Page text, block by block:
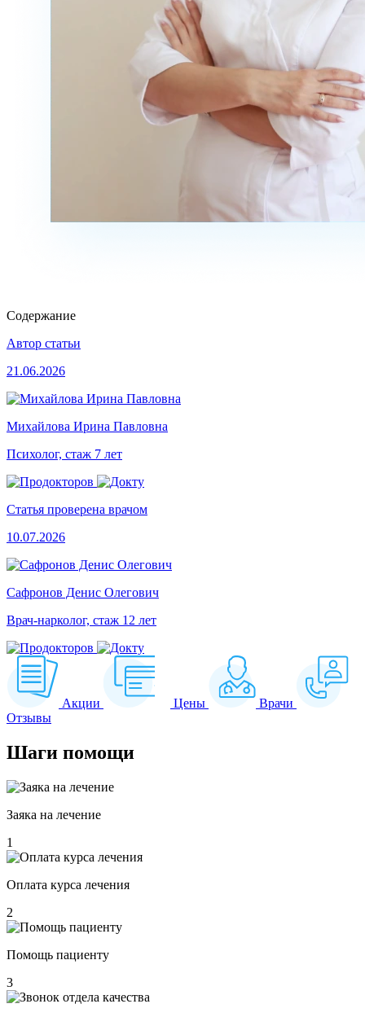
Содержание
Автор статьи
21.06.2026
Михайлова Ирина Павловна
Психолог, стаж 7 лет
Статья проверена врачом
10.07.2026
Сафронов Денис Олегович
Врач-нарколог, стаж 12 лет
Акции Цены
Врачи
Отзывы
Шаги помощи
Заяка на лечение
1
Оплата курса лечения
2
Помощь пациенту
3